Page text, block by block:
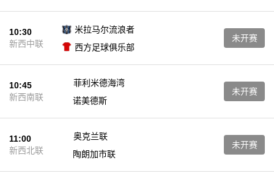
10:30
新西中联
米拉马尔流浪者
西方足球俱乐部
未开赛
10:45
新西南联
菲利米德海湾
诺美德斯
未开赛
11:00
新西北联
奥克兰联
陶朗加市联
未开赛